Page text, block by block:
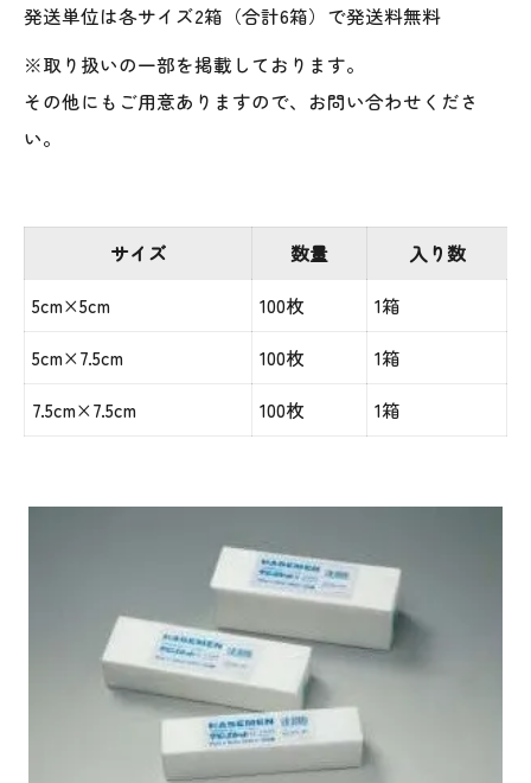
発送単位は各サイズ2箱（合計6箱）で発送料無料
※取り扱いの一部を掲載しております。
その他にもご用意ありますので、お問い合わせくださ
い。
サイズ 数量
入り数
5cm×5cm
100枚
1箱
5cm×7.5cm
100枚
1箱
7.5cm×7.5cm
100枚 1箱